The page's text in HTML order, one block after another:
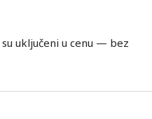
uključeni u cenu — bez